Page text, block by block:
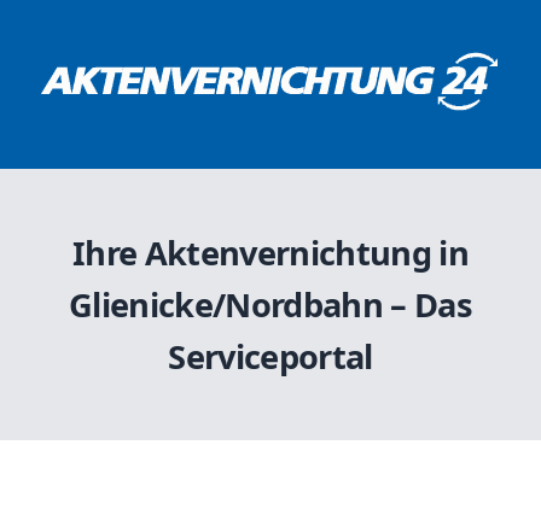
Ihre Aktenvernichtung in
Glienicke/Nordbahn – Das
Serviceportal